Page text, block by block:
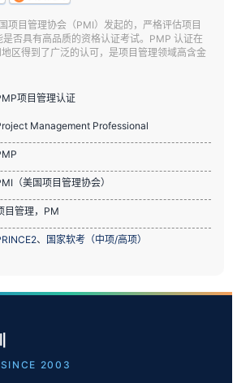
项目管理协会（PMI）发起的，严格评估项目
是否具有高品质的资格认证考试。PMP 认证在
区得到了广泛的认可，是项目管理领域高含金
项目管理认证
Management Professional
（美国项目管理协会）
目管理，PM
、 国家软考（中项/高项）
2003